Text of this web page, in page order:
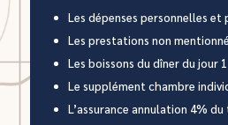
Les dépenses personnelles et
Les prestations non
Les boissons du dîner du jour 1
Le supplément chambre
L’assurance annulation 4%